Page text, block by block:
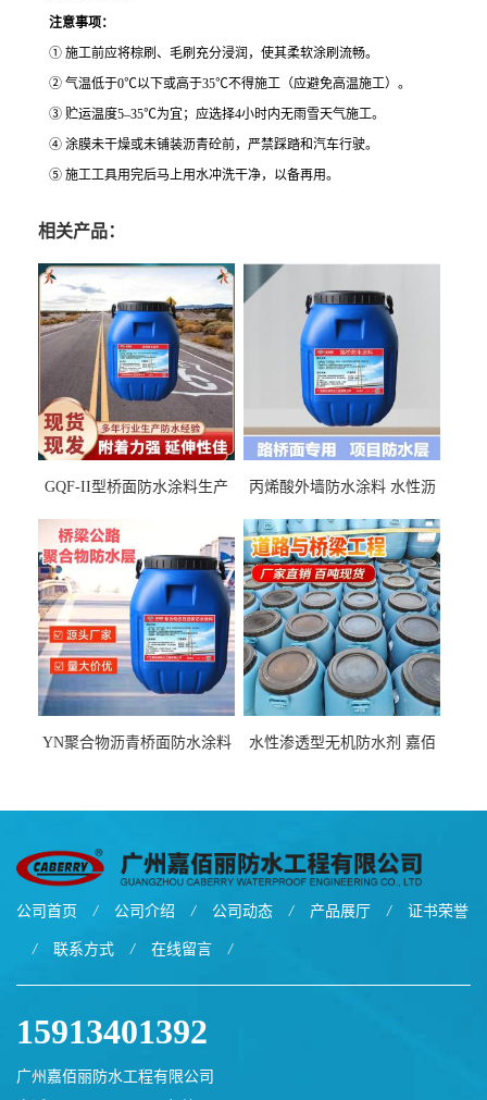
注意事项：
① 施工前应将棕刷、毛刷充分浸润，使其柔软涂刷流畅。
② 气温低于0℃以下或高于35℃不得施工（应避免高温施工）。
③ 贮运温度5–35℃为宜；应选择4小时内无雨雪天气施工。
④ 涂膜未干燥或未铺装沥青砼前，严禁踩踏和汽车行驶。
⑤ 施工工具用完后马上用水冲洗干净，以备再用。
相关产品：
GQF-II型桥面防水涂料生产
丙烯酸外墙防水涂料 水性沥
厂家
YN聚合物沥青桥面防水涂料
水性渗透型无机防水剂 嘉佰
公司首页 / 公司介绍 / 公司动态 / 产品展厅 / 证书荣誉
/ 联系方式 / 在线留言 /
15913401392
广州嘉佰丽防水工程有限公司